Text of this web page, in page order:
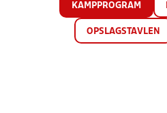
KAMPPROGRAM
OPSLAGSTAVLEN